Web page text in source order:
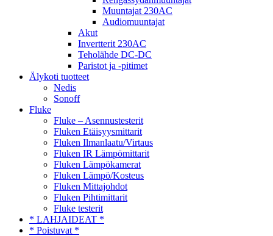
Muuntajat 230AC
Audiomuuntajat
Akut
Invertterit 230AC
Teholähde DC-DC
Paristot ja -pitimet
Älykoti tuotteet
Nedis
Sonoff
Fluke
Fluke – Asennustesterit
Fluken Etäisyysmittarit
Fluken Ilmanlaatu/Virtaus
Fluken IR Lämpömittarit
Fluken Lämpökamerat
Fluken Lämpö/Kosteus
Fluken Mittajohdot
Fluken Pihtimittarit
Fluke testerit
* LAHJAIDEAT *
* Poistuvat *